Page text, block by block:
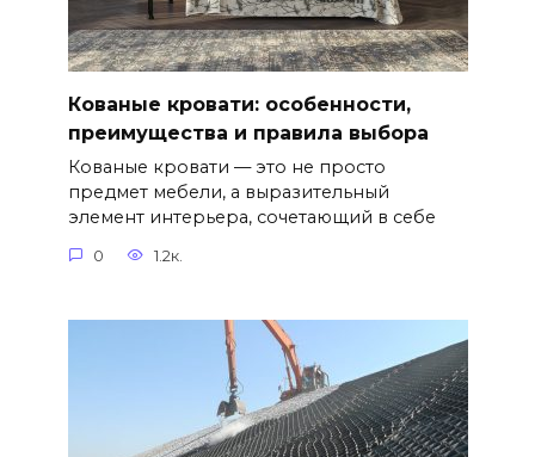
Кованые кровати: особенности,
преимущества и правила выбора
Кованые кровати — это не просто
предмет мебели, а выразительный
элемент интерьера, сочетающий в себе
0 1.2к.